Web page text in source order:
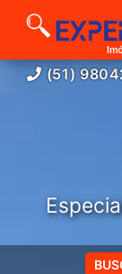
(51)